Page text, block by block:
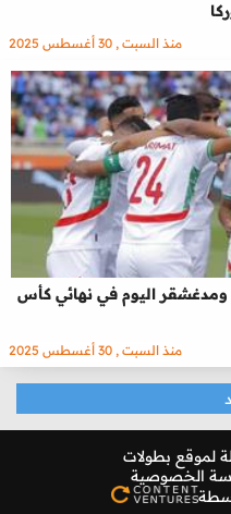
منذ السبت , 30 أغسطس 2025
ومدغشقر اليوم في نهائي كأس
منذ السبت , 30 أغسطس 2025
لموقع بطولات
الخصوصية